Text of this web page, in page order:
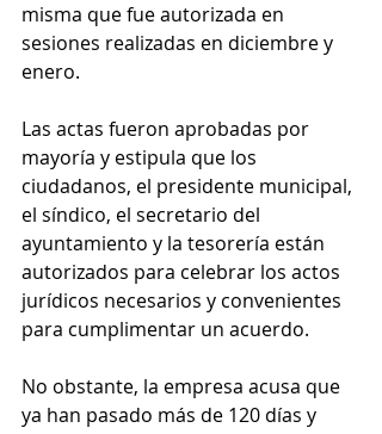
misma que fue autorizada en
sesiones realizadas en diciembre y
enero.
Las actas fueron aprobadas por
mayoría y estipula que los
ciudadanos, el presidente municipal,
el síndico, el secretario del
ayuntamiento y la tesorería están
autorizados para celebrar los actos
jurídicos necesarios y convenientes
para cumplimentar un acuerdo.
No obstante, la empresa acusa que
ya han pasado más de 120 días y